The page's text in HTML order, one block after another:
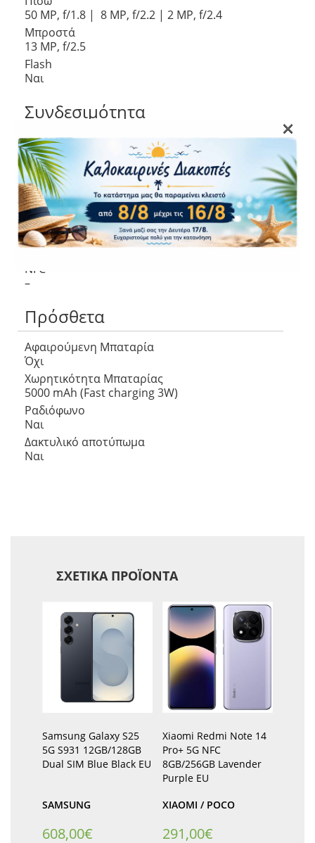
50 MP, f/1.8 | 8 MP, f/2.2 | 2 MP, f/2.4
Μπροστά
13 MP, f/2.5
Flash
Ναι
Συνδεσιμότητα
Δίκτυο
4G
WLAN
Ναι
Bluetooth
Ναι
Wi-Fi Hotspot
Ναι
NFC
–
Πρόσθετα
Αφαιρούμενη Μπαταρία
Όχι
Χωρητικότητα Μπαταρίας
5000 mAh (Fast charging 3W)
Ραδιόφωνο
Ναι
Δακτυλικό αποτύπωμα
Ναι
ΣΧΕΤΙΚΆ ΠΡΟΪΌΝΤΑ
Samsung Galaxy S25
5G S931 12GB/128GB
Dual SIM Blue Black EU
SAMSUNG
608,00€
Xiaomi Redmi Note 14
Pro+ 5G NFC
8GB/256GB Lavender
Purple EU
XIAOMI / POCO
291,00€
×